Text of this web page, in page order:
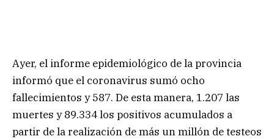
Ayer, el informe epidemiológico de la provincia
informó que el coronavirus sumó ocho
fallecimientos y 587. De esta manera, 1.207 las
muertes y 89.334 los positivos acumulados a
partir de la realización de más un millón de testeos